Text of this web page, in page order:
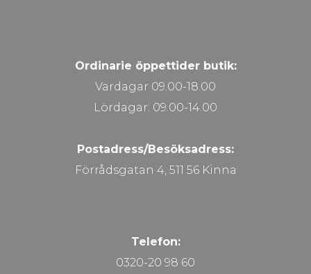
Ordinarie öppettider butik:
Vardagar 09.00-18.00
Lördagar: 09.00-14.00
Postadress/Besöksadress:
Förrådsgatan 4, 511 56 Kinna
Telefon:
0320-20 98 60